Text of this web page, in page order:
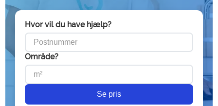
Hvor vil du have hjælp?
Område?
Se pris